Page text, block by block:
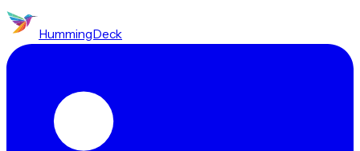
HummingDeck